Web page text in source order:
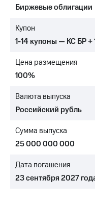
Достижения
Интервью
отчетность
Контакты
Новости
в
и акционерам
Биржевые облигации
Купон
1-14 купоны — КС БР +
Цена размещения
100%
Валюта выпуска
Российский рубль
Сумма выпуска
25 000 000 000
Дата погашения
23 сентября 2027